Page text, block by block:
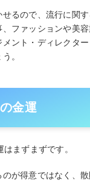
るので、流行に関
、ファッションや美
メント・ディレクタ
。
金運
まずまずです。
のが得意ではなく、